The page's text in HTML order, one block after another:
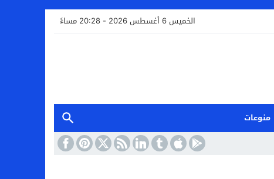
الخميس 6 أغسطس 2026 - 20:28 مساءً
منوعات